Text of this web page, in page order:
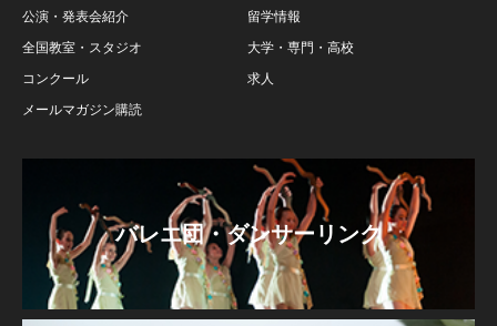
公演・発表会紹介
全国教室・スタジオ
コンクール
メールマガジン購読
留学情報
大学・専門・高校
求人
バレエ団・ダンサーリンク